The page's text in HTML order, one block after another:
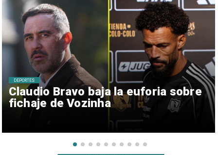
Claudio Bravo baja la euforia sobre
fichaje de Vozinha
DEPORTES